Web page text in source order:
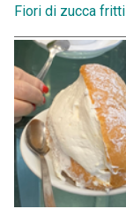
Fiori di zucca fritti